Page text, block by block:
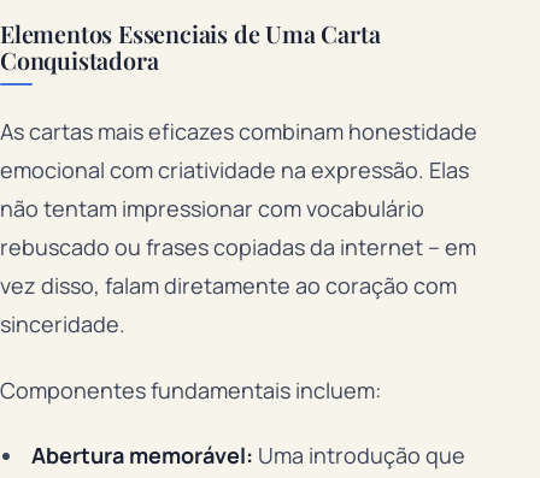
Elementos Essenciais de Uma Carta
Conquistadora
As cartas mais eficazes combinam honestidade
emocional com criatividade na expressão. Elas
não tentam impressionar com vocabulário
rebuscado ou frases copiadas da internet – em
vez disso, falam diretamente ao coração com
sinceridade.
Componentes fundamentais incluem:
Abertura memorável: Uma introdução que